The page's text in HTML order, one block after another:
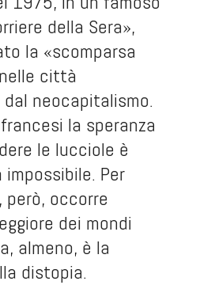
della Sera»,
la «scomparsa
città
neocapitalismo.
la speranza
le lucciole è
Per
però, occorre
dei mondi
almeno, è la
distopia.